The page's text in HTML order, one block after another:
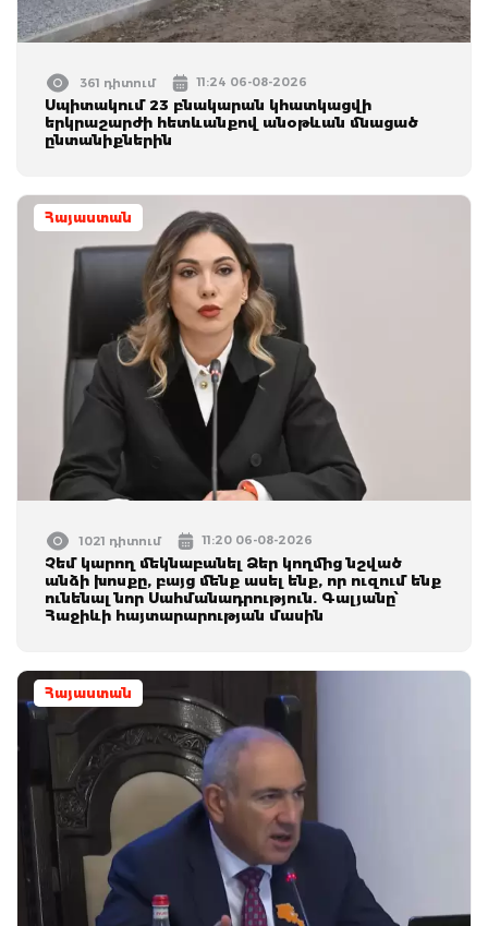
361 դիտում 11:24 06-08-2026
Սպիտակում 23 բնակարան կհատկացվի
երկրաշարժի հետևանքով անօթևան մնացած
ընտանիքներին
Հայաստան
1021 դիտում 11:20 06-08-2026
Չեմ կարող մեկնաբանել Ձեր կողմից նշված
անձի խոսքը, բայց մենք ասել ենք, որ ուզում ենք
ունենալ նոր Սահմանադրություն. Գալյանը՝
Հաջիևի հայտարարության մասին
Հայաստան